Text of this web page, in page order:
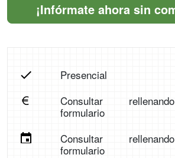
¡Infórmate ahora sin
Presencial
Consultar
formulario
Consultar
formulario